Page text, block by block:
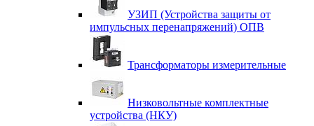
УЗИП (Устройства защиты от
импульсных перенапряжений) ОПВ
Трансформаторы измерительные
Низковольтные комплектные
устройства (НКУ)